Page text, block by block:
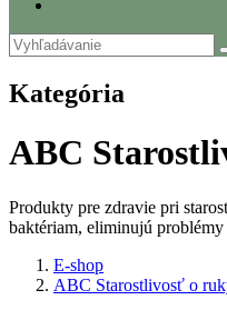
Kategória
ABC
Produkty pre zdravie pri
baktériam, eliminujú
E-shop
ABC Starostlivosť o